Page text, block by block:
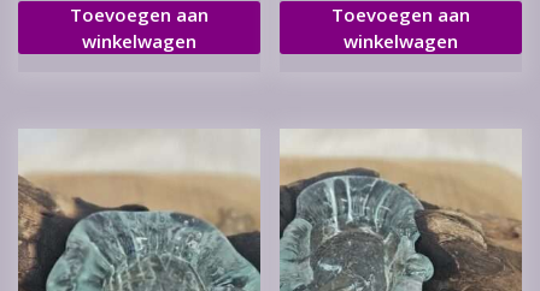
Toevoegen aan
winkelwagen
Toevoegen aan
winkelwagen